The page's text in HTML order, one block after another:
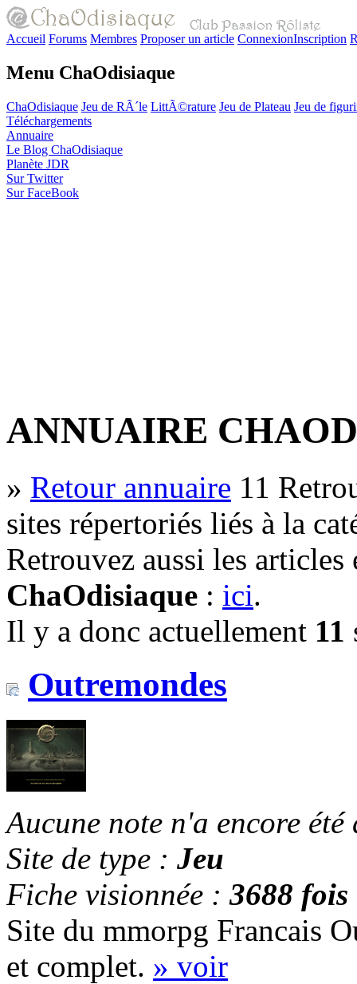
Accueil Forums Membres Proposer un article ConnexionInscription
Menu ChaOdisiaque
ChaOdisiaque Jeu de RÃ´le LittÃ©rature Jeu de Plateau Jeu de
Téléchargements
Annuaire
Le Blog ChaOdisiaque
Planète JDR
Sur Twitter
Sur FaceBook
ANNUAIRE
» Retour annuaire 11
sites répertoriés liés à la
Retrouvez aussi les
ChaOdisiaque : ici.
Il y a donc actuellement 11
Outremondes
Aucune note n'a encore été
Site de type : Jeu
Fiche visionnée : 3688 fois
Site du mmorpg Francais
et complet. » voir